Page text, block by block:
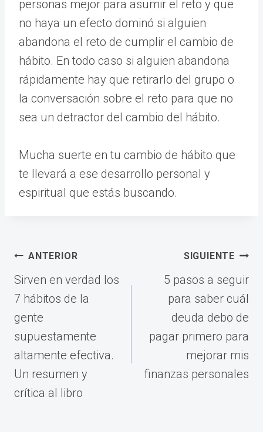
personas mejor para asumir el reto y que
no haya un efecto dominó si alguien
abandona el reto de cumplir el cambio de
hábito. En todo caso si alguien abandona
rápidamente hay que retirarlo del grupo o
la conversación sobre el reto para que no
sea un detractor del cambio del hábito.
Mucha suerte en tu cambio de hábito que
te llevará a ese desarrollo personal y
espiritual que estás buscando.
Navegación
de
entradas
ANTERIOR
Sirven en verdad los
7 hábitos de la
gente
supuestamente
altamente efectiva.
Un resumen y
crítica al libro
SIGUIENTE
5 pasos a seguir
para saber cuál
deuda debo de
pagar primero para
mejorar mis
finanzas personales